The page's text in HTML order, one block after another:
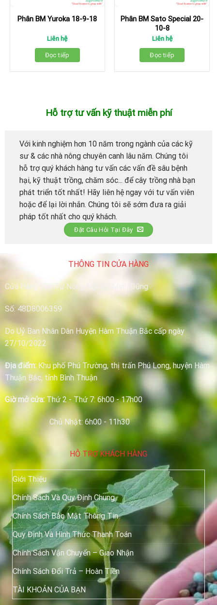
Phân BM Yuroka 18-9-18
Liên hệ
Đọc tiếp
Phân BM Sato Special 20-
10-8
Liên hệ
Đọc tiếp
Hỗ trợ tư vấn kỹ thuật miễn phí
Với kinh nghiệm hơn 10 năm trong ngành của các kỹ
sư & các nhà nông chuyên canh lâu năm. Chúng tôi
hỗ trợ quý khách hàng tư vấn các vấn đề sâu bệnh
hại, kỹ thuật trồng, chăm sóc... để cây trồng nhà bạn
phát triển tốt nhất! Hãy liên hệ ngay với tư vấn viên
hoặc để lại lời nhắn. Chúng tôi sẽ sớm đưa ra giải
pháp tốt nhất cho quý khách.
Đặt Câu Hỏi Tại Đây
THÔNG TIN CỬA HÀNG
Cửa Hàng Vật Tư Nông Nghiệp Minh Dũng
Số: 48D8006359
Do Uỷ Ban Nhân Dân Huyện Hàm Thuận Bắc cấp ngày
27/10/2022
Địa điểm:Khu phố Phú Trường, thị trấn Phú Long, huyện Hàm
Thuận Bắc, tỉnh Bình Thuận
Giờ mở cửa: Thứ 2 - Thứ 7: 6h00 - 17h00
Chủ Nhật: 6h00 - 11h30
HỖ TRỢ KHÁCH HÀNG
Giới Thiệu
Chính Sách Và Quy Định Chung
Chính Sách Bảo Mật Thông Tin
Quy Định Và Hình Thức Thanh Toán
Chính Sách Vận Chuyển – Giao Nhận
Chính Sách Đổi Trả – Hoàn Tiền
TÀI KHOẢN CỦA BẠN